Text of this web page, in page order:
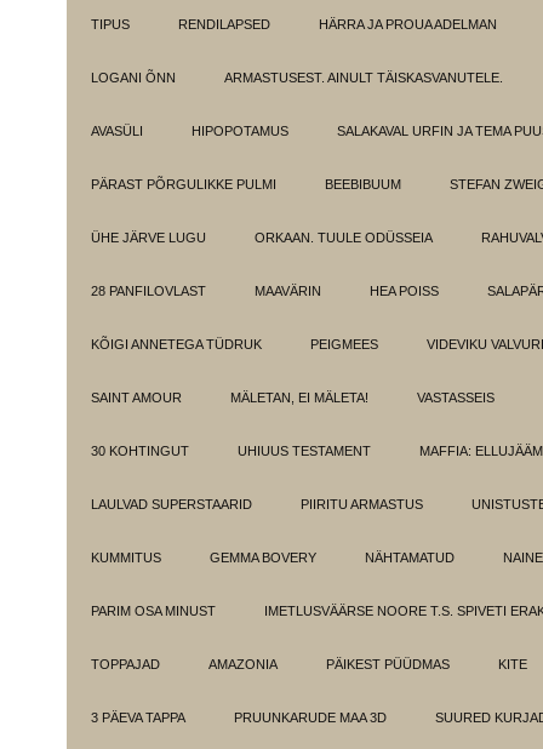
TIPUS RENDILAPSED HÄRRA JA PROUA ADELMAN
LOGANI ÕNN ARMASTUSEST. AINULT TÄISKASVANUTELE.
AVASÜLI HIPOPOTAMUS SALAKAVAL URFIN JA TEMA
PÄRAST PÕRGULIKKE PULMI BEEBIBUUM STEFAN
ÜHE JÄRVE LUGU ORKAAN. TUULE ODÜSSEIA
28 PANFILOVLAST MAAVÄRIN HEA POISS
KÕIGI ANNETEGA TÜDRUK PEIGMEES VIDEVIKU
SAINT AMOUR MÄLETAN, EI MÄLETA! VASTASSEIS
30 KOHTINGUT UHIUUS TESTAMENT MAFFIA:
LAULVAD SUPERSTAARID PIIRITU ARMASTUS
KUMMITUS GEMMA BOVERY NÄHTAMATUD
PARIM OSA MINUST IMETLUSVÄÄRSE NOORE T.S. SPIVETI
TOPPAJAD AMAZONIA PÄIKEST PÜÜDMAS KITE
3 PÄEVA TAPPA PRUUNKARUDE MAA 3D SUURED